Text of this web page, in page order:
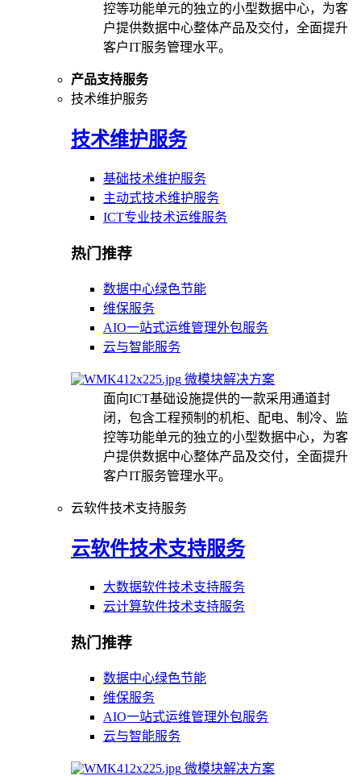
控等功能单元的独立的小型数据中心，为客
户提供数据中心整体产品及交付，全面提升
客户IT服务管理水平。
产品支持服务
技术维护服务
技术维护服务
基础技术维护服务
主动式技术维护服务
ICT专业技术运维服务
热门推荐
数据中心绿色节能
维保服务
AIO一站式运维管理外包服务
云与智能服务
微模块解决方案
面向ICT基础设施提供的一款采用通道封
闭，包含工程预制的机柜、配电、制冷、监
控等功能单元的独立的小型数据中心，为客
户提供数据中心整体产品及交付，全面提升
客户IT服务管理水平。
云软件技术支持服务
云软件技术支持服务
大数据软件技术支持服务
云计算软件技术支持服务
热门推荐
数据中心绿色节能
维保服务
AIO一站式运维管理外包服务
云与智能服务
微模块解决方案